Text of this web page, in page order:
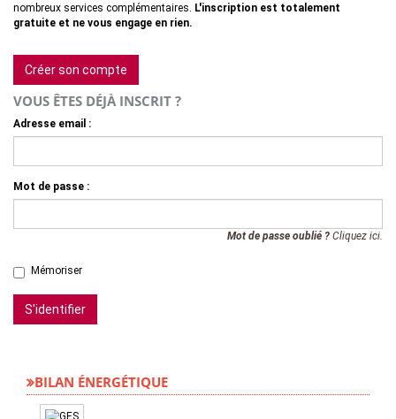
nombreux services complémentaires. L'inscription est totalement
gratuite et ne vous engage en rien.
Créer son compte
VOUS ÊTES DÉJÀ INSCRIT ?
Adresse email :
Mot de passe :
Mot de passe oublié ? Cliquez ici.
Mémoriser
S'identifier
BILAN ÉNERGÉTIQUE